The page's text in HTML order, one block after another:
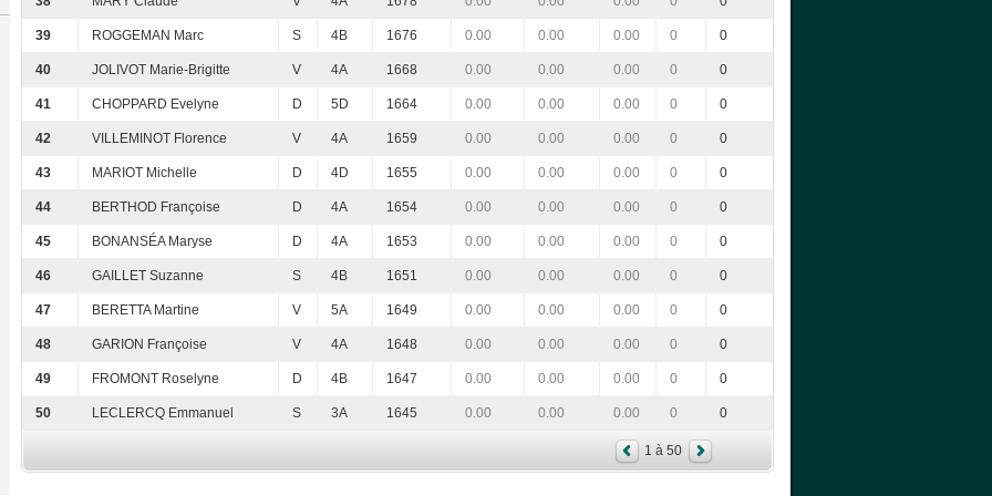
39 ROGGEMAN Marc S 4B 1676 0.00 0.00 0.00 0 0
40 JOLIVOT Marie-Brigitte V 4A 1668 0.00 0.00 0.00 0 0
41 CHOPPARD Evelyne D 5D 1664 0.00 0.00 0.00 0 0
42 VILLEMINOT Florence V 4A 1659 0.00 0.00 0.00 0 0
43 MARIOT Michelle D 4D 1655 0.00 0.00 0.00 0 0
44 BERTHOD Françoise D 4A 1654 0.00 0.00 0.00 0 0
45 BONANSÉA Maryse D 4A 1653 0.00 0.00 0.00 0 0
46 GAILLET Suzanne S 4B 1651 0.00 0.00 0.00 0 0
47 BERETTA Martine V 5A 1649 0.00 0.00 0.00 0 0
48 GARION Françoise V 4A 1648 0.00 0.00 0.00 0 0
49 FROMONT Roselyne D 4B 1647 0.00 0.00 0.00 0 0
50 LECLERCQ Emmanuel S 3A 1645 0.00 0.00 0.00 0 0
1 à 50